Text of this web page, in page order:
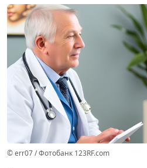
© err07 / Фотобанк 123RF.com